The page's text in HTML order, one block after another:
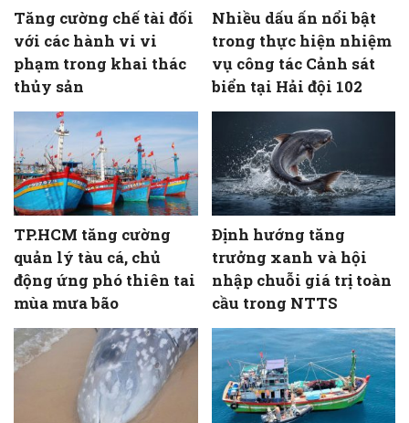
Tăng cường chế tài đối
với các hành vi vi
phạm trong khai thác
thủy sản
Nhiều dấu ấn nổi bật
trong thực hiện nhiệm
vụ công tác Cảnh sát
biển tại Hải đội 102
TP.HCM tăng cường
quản lý tàu cá, chủ
động ứng phó thiên tai
mùa mưa bão
Định hướng tăng
trưởng xanh và hội
nhập chuỗi giá trị toàn
cầu trong NTTS